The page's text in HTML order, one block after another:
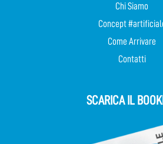
Chi Siamo
Concept
Come Arrivare
Contatti
SCARICA IL